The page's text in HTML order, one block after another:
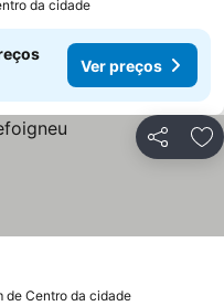
da cidade
Ver preços
Partilhar
de Centro da cidade